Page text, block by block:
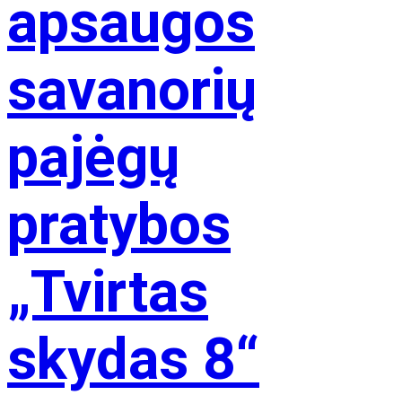
apsaugos
savanorių
pajėgų
pratybos
„Tvirtas
skydas 8“